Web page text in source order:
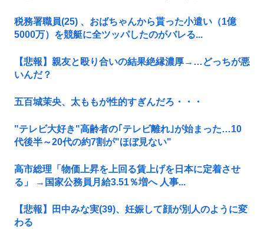
税務署職員(25) 、おばちゃんから貰った小遣い（1億
5000万）を競艇に全ツッパしたのがバレる...
【悲報】親友と殴り合いの結果絶縁濃厚→…どっちが悪
いんだ？
五百城茉央、太ももが性的すぎんだろ・・・
"テレビ大好き"高齢者の｢テレビ離れ｣が始まった…10
代後半～20代の約7割が"ほぼ見ない"
高市総理「物価上昇を上回る賃上げを日本に定着させ
る」 →国家公務員月給3.51％増へ 人事...
【悲報】田中みな実(39)、妊娠して顔が別人のように変
わる